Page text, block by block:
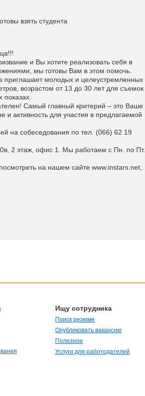
взять студента
и Вы хотите реализовать себя в
мы готовы Вам в этом помочь.
приглашает молодых и целеустремленных
возрастом от 13 до 30 лет для съемок
показах.
Самый главный критерий – это Ваше
активность для участия в предлагаемой
на собеседования по тел. (066) 62 19
2 этаж, офис 1. Мы работаем с Пн. по Пт.
на нашем сайте www.instars.net,
Ищу сотрудника
Поиск резюме
Опубликовать вакансию
Полезное
Услуги для работодателей